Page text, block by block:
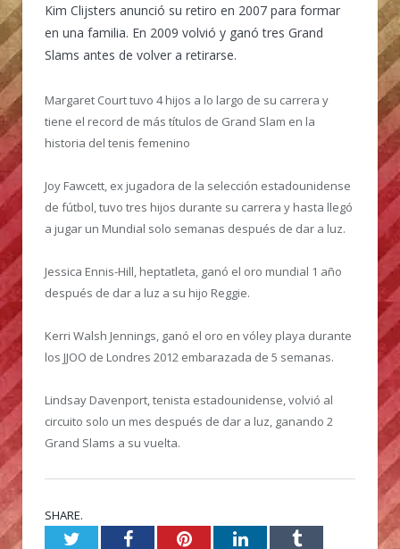
Kim Clijsters anunció su retiro en 2007 para formar
en una familia. En 2009 volvió y ganó tres Grand
Slams antes de volver a retirarse.
Margaret Court tuvo 4 hijos a lo largo de su carrera y
tiene el record de más títulos de Grand Slam en la
historia del tenis femenino
Joy Fawcett, ex jugadora de la selección estadounidense
de fútbol, tuvo tres hijos durante su carrera y hasta llegó
a jugar un Mundial solo semanas después de dar a luz.
Jessica Ennis-Hill, heptatleta, ganó el oro mundial 1 año
después de dar a luz a su hijo Reggie.
Kerri Walsh Jennings, ganó el oro en vóley playa durante
los JJOO de Londres 2012 embarazada de 5 semanas.
Lindsay Davenport, tenista estadounidense, volvió al
circuito solo un mes después de dar a luz, ganando 2
Grand Slams a su vuelta.
SHARE.
TwitterFacebookPinterestLinkedInTumblr